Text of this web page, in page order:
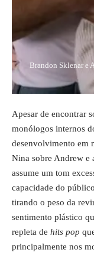
Brandon Sklenar e
Apesar de encontrar
monólogos internos
desenvolvimento em
Nina sobre Andrew e
assume um tom
capacidade do
tirando o peso da
sentimento plástico
repleta de hits pop
principalmente nos